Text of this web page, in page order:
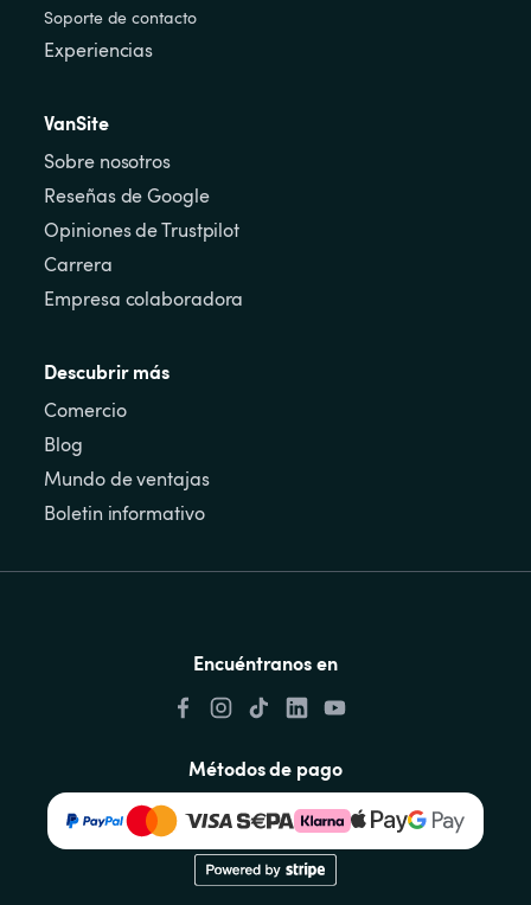
Soporte de contacto
Experiencias
VanSite
Sobre nosotros
Reseñas de Google
Opiniones de Trustpilot
Carrera
Empresa colaboradora
Descubrir más
Comercio
Blog
Mundo de ventajas
Boletin informativo
Encuéntranos en
Métodos de pago